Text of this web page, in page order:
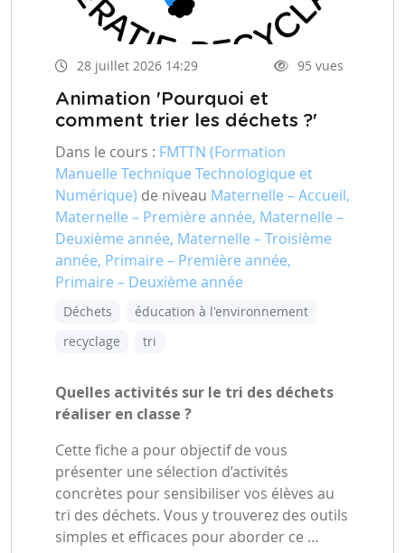
28 juillet 2026 14:29 95 vues
Animation 'Pourquoi et
comment trier les déchets ?'
Dans le cours : FMTTN (Formation
Manuelle Technique Technologique et
Numérique) de niveau Maternelle – Accueil,
Maternelle – Première année, Maternelle –
Deuxième année, Maternelle – Troisième
année, Primaire – Première année,
Primaire – Deuxième année
Déchets
éducation à l'environnement
recyclage
tri
Quelles activités sur le tri des déchets
réaliser en classe ?
Cette fiche a pour objectif de vous
présenter une sélection d’activités
concrètes pour sensibiliser vos élèves au
tri des déchets. Vous y trouverez des outils
simples et efficaces pour aborder ce …